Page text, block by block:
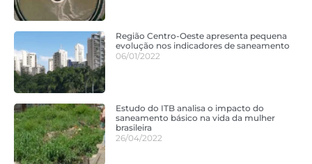
Região Centro-Oeste apresenta pequena
evolução nos indicadores de saneamento
06/01/2022
Estudo do ITB analisa o impacto do
saneamento básico na vida da mulher
brasileira
26/04/2022